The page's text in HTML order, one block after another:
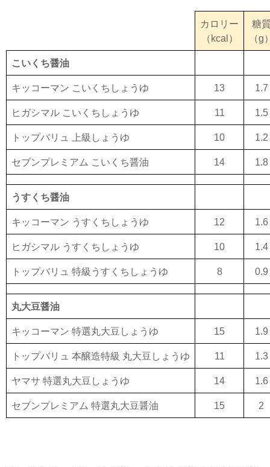
カロリー
（kcal）
糖
（g
こいくち醤油
キッコーマン こいくちしょうゆ 13 1.7
ヒガシマル こいくちしょうゆ 11 1.5
トップバリュ 上級しょうゆ 10 1.2
セブンプレミアム こいくち醤油 14 1.8
うすくち醤油
キッコーマン うすくちしょうゆ 12 1.6
ヒガシマル うすくちしょうゆ 10 1.4
トップバリュ 特級うすくちしょうゆ 8 0.9
丸大豆醤油
キッコーマン 特選丸大豆しょうゆ 15 1.9
トップバリュ 本醸造特級 丸大豆しょうゆ 11 1.3
ヤマサ 特選丸大豆しょうゆ 14 1.6
セブンプレミアム 特選丸大豆醤油 15 2